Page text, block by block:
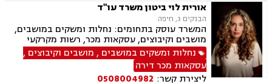
אורית לוי ביטון משרד עו"ד
הבנקים 3, חיפה
המשרד עוסק בתחומים: נחלות ומשקים במושבים,
מושבים וקיבוצים, עסקאות מכר, רשות מקרקעי
ישראל, מיסוי מקרקעין, הסדרת נחלות, עסקאות
פל"ח (פעילות לא חקלאית), ייפוי כוח מתמשך,
ירושות וצוואות.
נחלות ומשקים במושבים , מושבים וקיבוצים ,
עסקאות מכר דירה
ליצירת קשר: 0508004982